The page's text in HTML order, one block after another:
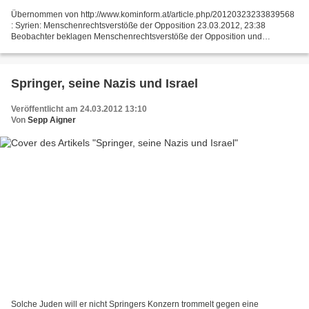
Übernommen von http://www.kominform.at/article.php/20120323233839568
: Syrien: Menschenrechtsverstöße der Opposition 23.03.2012, 23:38
Beobachter beklagen Menschenrechtsverstöße der Opposition und
Springer, seine Nazis und Israel
Veröffentlicht am 24.03.2012 13:10
Von Sepp Aigner
Solche Juden will er nicht Springers Konzern trommelt gegen eine